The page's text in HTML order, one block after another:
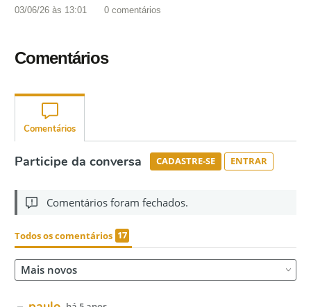
03/06/26 às 13:01 0 comentários
Comentários